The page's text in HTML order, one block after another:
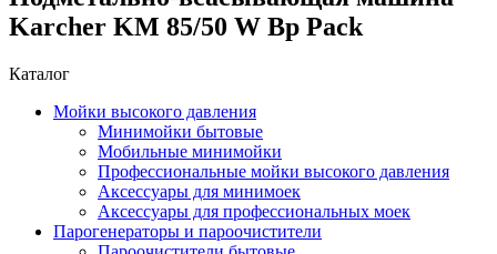
Karcher KM 85/50 W Bp Pack
Каталог
Мойки высокого давления
Минимойки бытовые
Мобильные минимойки
Профессиональные мойки высокого давления
Аксессуары для минимоек
Аксессуары для профессиональных моек
Парогенераторы и пароочистители